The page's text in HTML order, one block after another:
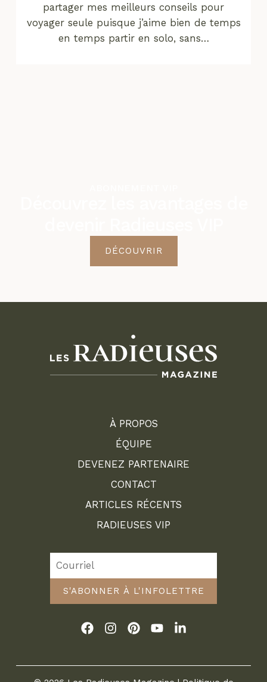
partager mes meilleurs conseils pour
voyager seule puisque j’aime bien de temps
en temps partir en solo, sans…
DÉCOUVRIR
À PROPOS
ÉQUIPE
DEVENEZ PARTENAIRE
CONTACT
ARTICLES RÉCENTS
RADIEUSES VIP
S'ABONNER À L'INFOLETTRE